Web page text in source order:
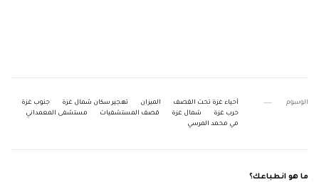
الوسوم أحياء غزة تحت القصف الميزان تهجير سكان شمال غزة
جنوب غزة
حرب غزة
شمال غزة قصف المستشفيات
مستشفى المعمداني
مي محمد المرسي
ما هو انطباعك؟